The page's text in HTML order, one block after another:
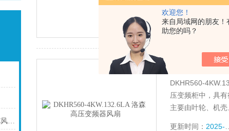
欢迎您！
来自局域网的朋友！
助您的吗？
AHU改造案例：电子制造工厂EC风墙节能改造
更新时间：2025-06-10
查看详细介绍
DKHR560-
DKHR560-
压变频柜中，具
主要由叶轮、机
更新时间： 2025-06-10